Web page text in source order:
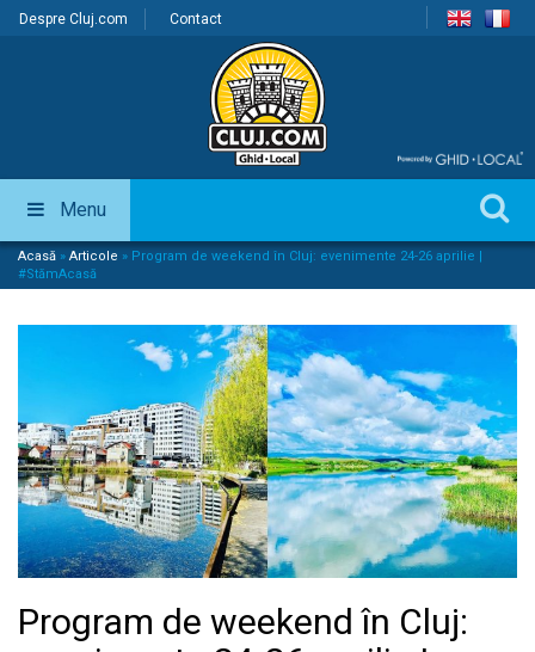
Despre Cluj.com Contact
Menu
Acasă » Articole » Program de weekend în Cluj: evenimente 24-26 aprilie |
#StămAcasă
Program de weekend în Cluj: